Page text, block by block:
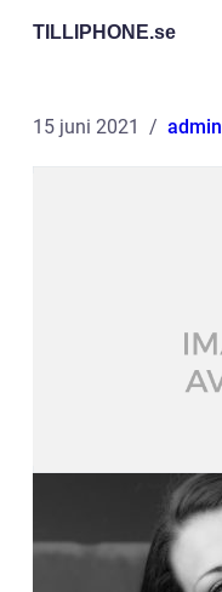
TILLIPHONE.se
15 juni 2021 admin